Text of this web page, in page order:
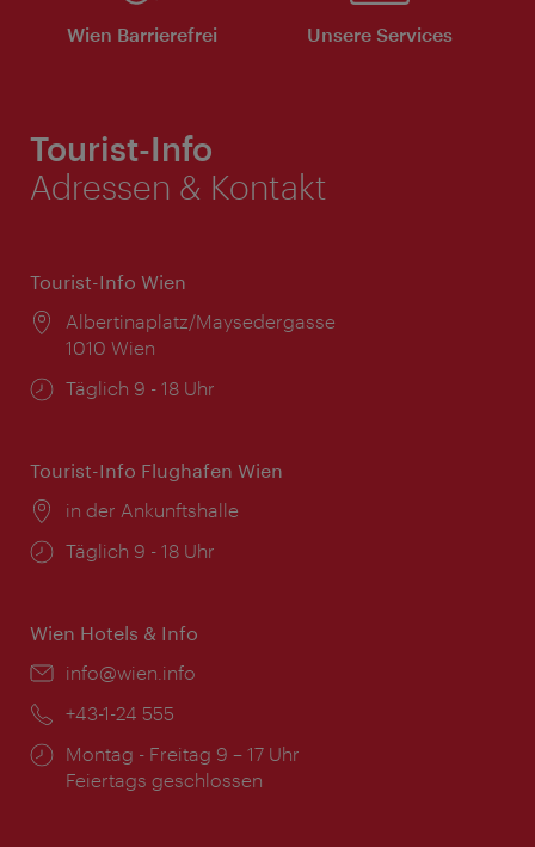
Wien Barrierefrei Unsere Services
Tourist-Info
Adressen & Kontakt
Tourist-Info Wien
Ort:
Albertinaplatz/Maysedergasse
1010 Wien
Öffnungszeiten:
Täglich 9 - 18 Uhr
Tourist-Info Flughafen Wien
Ort:
in der Ankunftshalle
Öffnungszeiten:
Täglich 9 - 18 Uhr
Wien Hotels & Info
Email:
info@wien.info
Telefon:
+43-1-24 555
Öffnungszeiten:
Montag - Freitag 9 – 17 Uhr
Feiertags geschlossen